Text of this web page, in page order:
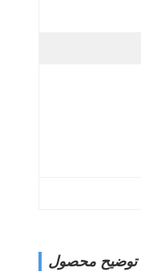
توضیح محصول